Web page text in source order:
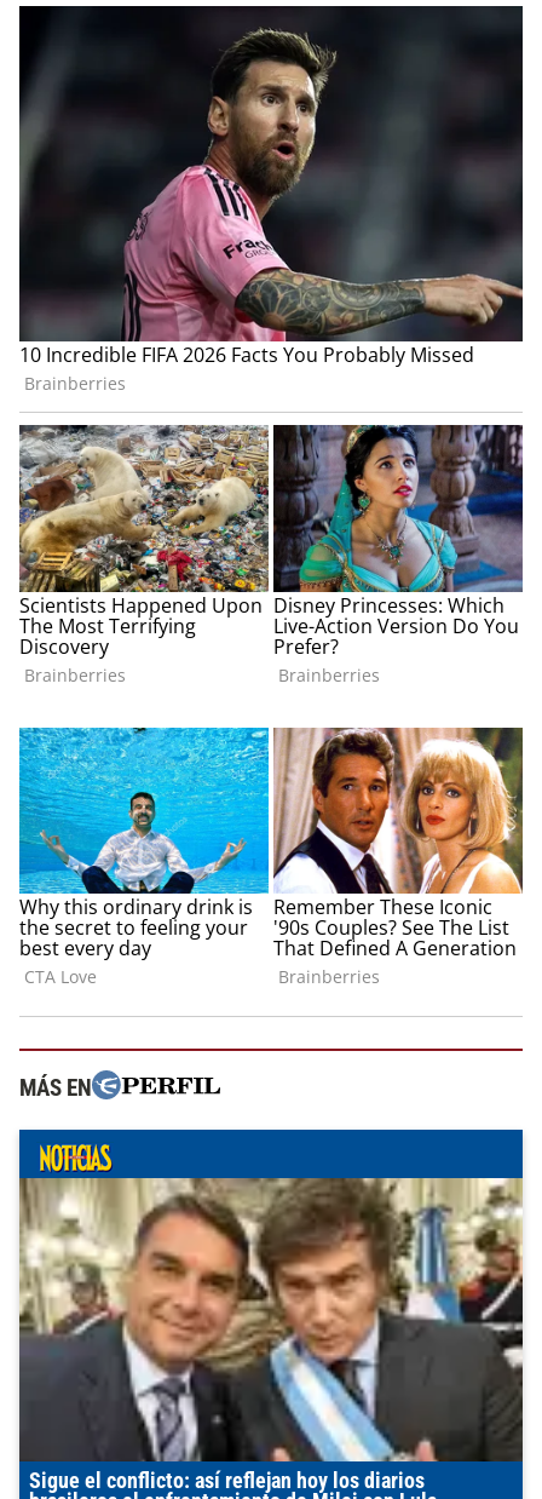
MÁS EN
Sigue el conflicto: así reflejan hoy los diarios